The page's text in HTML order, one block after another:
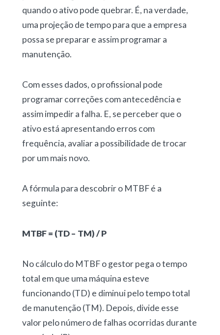
quando o ativo pode quebrar. É, na verdade,
uma projeção de tempo para que a empresa
possa se preparar e assim programar a
manutenção.
Com esses dados, o profissional pode
programar correções com antecedência e
assim impedir a falha. E, se perceber que o
ativo está apresentando erros com
frequência, avaliar a possibilidade de trocar
por um mais novo.
A fórmula para descobrir o MTBF é a
seguinte:
MTBF = (TD – TM) / P
No cálculo do MTBF o gestor pega o tempo
total em que uma máquina esteve
funcionando (TD) e diminui pelo tempo total
de manutenção (TM). Depois, divide esse
valor pelo número de falhas ocorridas durante